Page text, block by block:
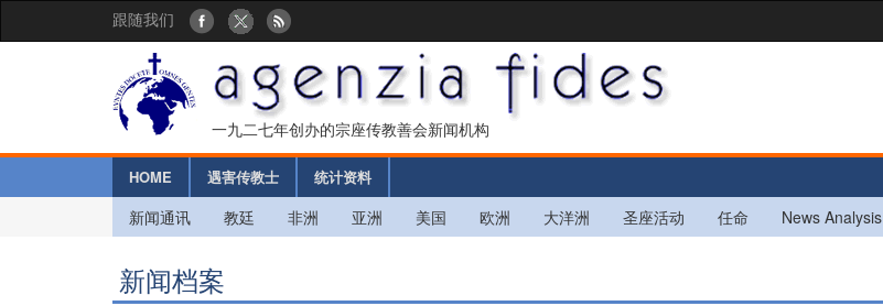
跟随我们
一九二七年创办的宗座传教善会新闻机构
HOME 遇害传教士 统计资料
新闻通讯 教廷 非洲 亚洲 美国 欧洲 大洋洲 圣座活动 任命 News Analysis
新闻档案